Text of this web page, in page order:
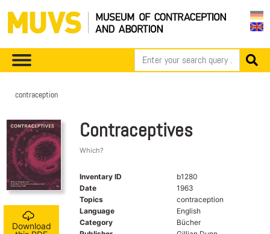
contraception
Download
Contraceptives
Which?
Inventary ID
b1280
Date
1963
Topics
contraception
Language
English
Category
Bücher